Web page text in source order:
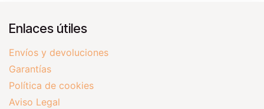
Enlaces útiles
Envíos y devoluciones
Garantías
Política de cookies
Aviso Legal